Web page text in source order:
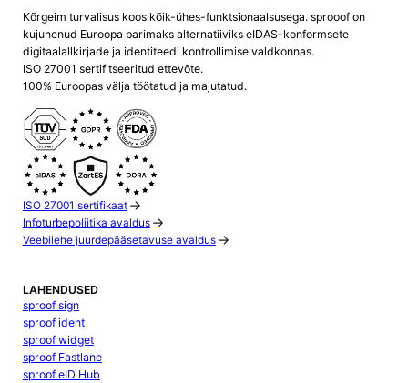
Kõrgeim turvalisus koos kõik-ühes-funktsionaalsusega. sprooof on
kujunenud Euroopa parimaks alternatiiviks eIDAS-konformsete
digitaalallkirjade ja identiteedi kontrollimise valdkonnas.
ISO 27001 sertifitseeritud ettevõte.
100% Euroopas välja töötatud ja majutatud.
ISO 27001 sertifikaat
Infoturbepoliitika avaldus
Veebilehe juurdepääsetavuse avaldus
LAHENDUSED
sproof sign
sproof ident
sproof widget
sproof Fastlane
sproof eID Hub